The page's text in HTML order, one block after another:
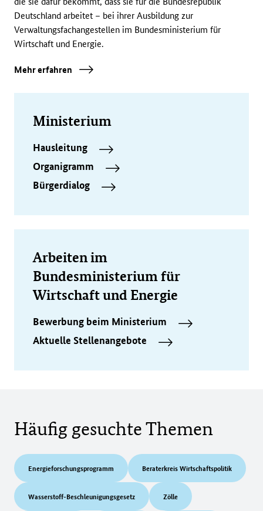
Deutschland arbeitet – bei ihrer Ausbildung zur
Verwaltungsfachangestellen im Bundesministerium für
Wirtschaft und Energie.
Mehr erfahren
Ministerium
Hausleitung
Organigramm
Bürgerdialog
Arbeiten im
Bundesministerium für
Wirtschaft und Energie
Bewerbung beim Ministerium
Aktuelle Stellenangebote
Häufig gesuchte Themen
Energieforschungsprogramm Beraterkreis Wirtschaftspolitik
Wasserstoff-Beschleunigungsgesetz Zölle